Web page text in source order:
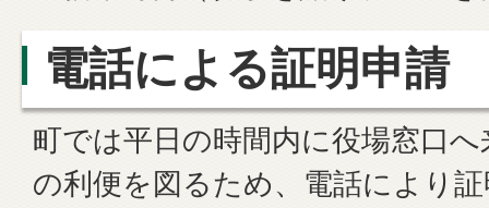
電話による証明申請
町では平日の時間内に役場窓口
の利便を図るため、電話により